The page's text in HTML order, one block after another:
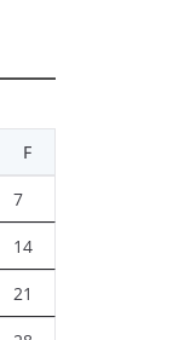
F
7
14
21